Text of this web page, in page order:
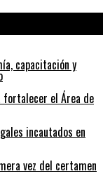
capacitación y
fortalecer el Área de
incautados en
vez del certamen